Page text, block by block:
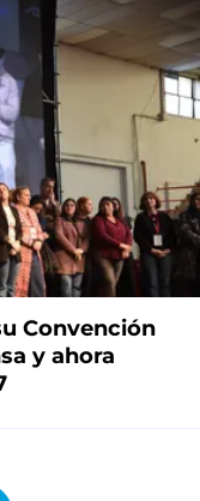
Convención
y ahora